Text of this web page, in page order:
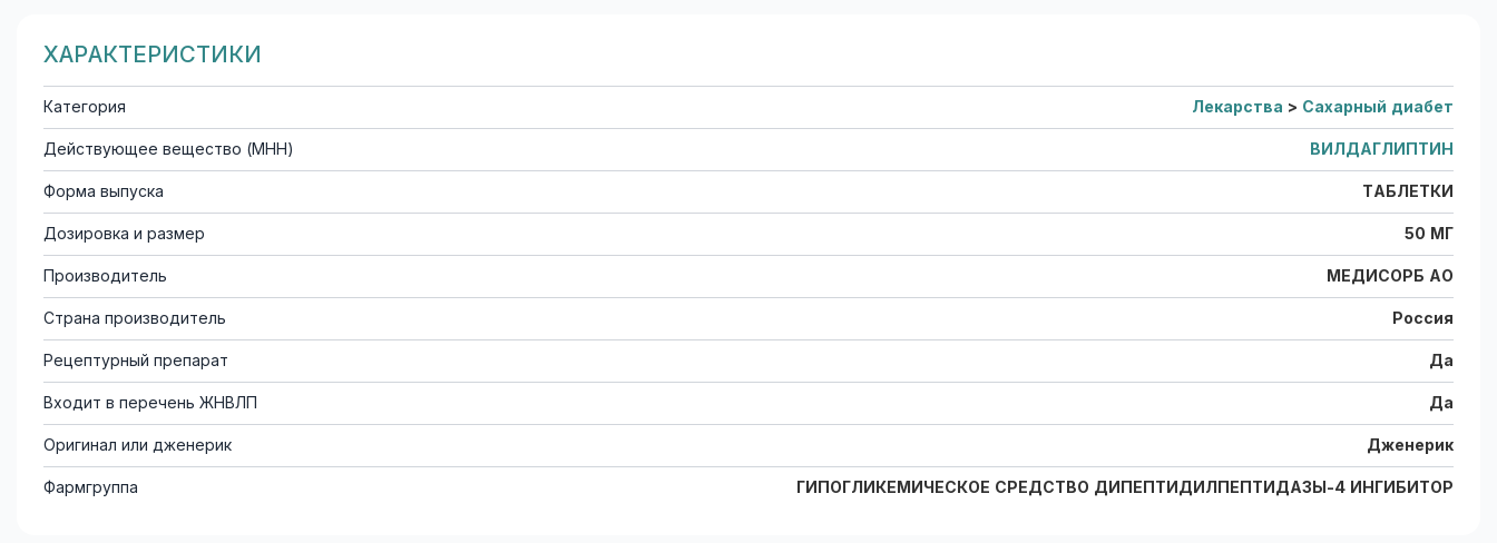
ХАРАКТЕРИСТИКИ
Категория Лекарства > Сахарный диабет
Действующее вещество (МНН) ВИЛДАГЛИПТИН
Форма выпуска ТАБЛЕТКИ
Дозировка и размер 50 МГ
Производитель МЕДИСОРБ АО
Страна производитель Россия
Рецептурный препарат Да
Входит в перечень ЖНВЛП Да
Оригинал или дженерик Дженерик
Фармгруппа ГИПОГЛИКЕМИЧЕСКОЕ СРЕДСТВО ДИПЕПТИДИЛПЕПТИДАЗЫ-4 ИНГИБИТОР